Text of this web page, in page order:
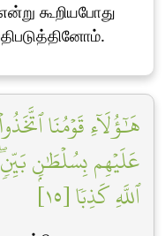
கூறியபோது
هَٰٓؤُلَآءِ قَوۡمُنَا
عَلَيۡهِم بِسُلۡطَٰنِۭ
ٱللَّهِ كَذِبٗا [١٥]